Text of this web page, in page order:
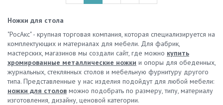
Ножки для стола
"РосАкс" - крупная торговая компания, которая специализируется на
комплектующих и материалах для мебели. Для фабрик,
мастерских, магазинов мы создали сайт, где можно купить
хромированные металлические ножки и опоры для обеденных,
журнальных, стеклянных столов и мебельную фурнитуру другого
типа. Представленные у нас изделия подойдут для любой мебели:
ножки для столов можно подобрать по размеру, типу, материалу
изготовления, дизайну, ценовой категории.